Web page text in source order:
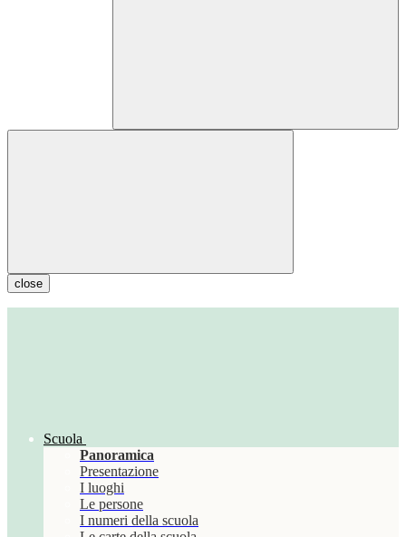
close
Scuola
Panoramica
Presentazione
I luoghi
Le persone
I numeri della scuola